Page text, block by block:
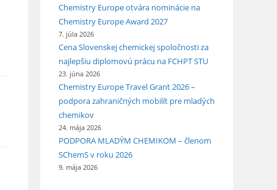
Chemistry Europe otvára nominácie na
Chemistry Europe Award 2027
7. júla 2026
Cena Slovenskej chemickej spoločnosti za
najlepšiu diplomovú prácu na FCHPT STU
23. júna 2026
Chemistry Europe Travel Grant 2026 –
podpora zahraničných mobilít pre mladých
chemikov
24. mája 2026
PODPORA MLADÝM CHEMIKOM – členom
SChemS v roku 2026
9. mája 2026